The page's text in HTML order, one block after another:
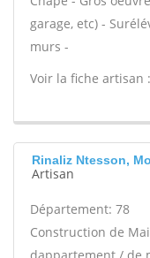
garage, etc) -
murs -
Voir la fiche artisan :
Rinaliz Ntesson,
Artisan
Département: 78
Construction de